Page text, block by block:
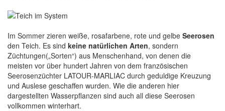
Im Sommer zieren weiße, rosafarbene, rote und gelbe Seerosen
den Teich. Es sind keine natürlichen Arten, sondern
Züchtungen(„Sorten“) aus Menschenhand, von denen die
meisten vor über hundert Jahren von dem französischen
Seerosenzüchter LATOUR-MARLIAC durch geduldige Kreuzung
und Auslese geschaffen wurden. Wie die anderen hier
dargestellten Wasserpflanzen sind auch all diese Seerosen
vollkommen winterhart.